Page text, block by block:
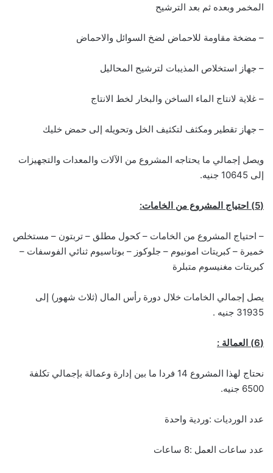
المخمر وبعده ثم بعد الترشيح
– مضخة مقاومة للاحماض لضخ السوائل والاحماض
– جهاز استخلاص المذيبات لترشيح المحاليل
– غلاية لانتاج الماء الساخن والبخار لخط الانتاج
– جهاز تقطير ومكثف لتكثيف الخل وتحويله إلى حمض خليك
ويصل إجمالي ما يحتاجه المشروع من الآلات والمعدات والتجهيزات
إلى 10645 جنيه.
(5) احتياج المشروع من الخامات:
– احتياج المشروع من الخامات – كحول مطلق – تربتون – مستخلص
خميرة – كبريتات امونيوم – جلوكوز – بوتاسيوم ثنائي الفوسفات –
كبريتات مغنيسوم متبلرة
يصل إجمالي الخامات خلال دورة رأس المال (ثلاث شهور) إلى
31935 جنيه .
(6) العمالة :
نحتاج لهذا المشروع 14 فردا ما بين إدارة وعمالة بإجمالي تكلفة
6500 جنيه.
عدد الورديات :وردية واحدة
عدد ساعات العمل :8 ساعات